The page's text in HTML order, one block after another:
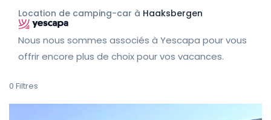
Location de camping-car à Haaksbergen
Nous nous sommes associés à Yescapa pour vous
offrir encore plus de choix pour vos vacances.
0 Filtres